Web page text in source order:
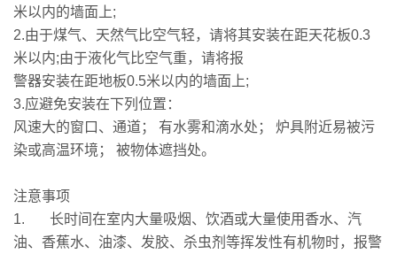
米以内的墙面上;
2.由于煤气、天然气比空气轻，请将其安装在距天花板0.3
米以内;由于液化气比空气重，请将报
警器安装在距地板0.5米以内的墙面上;
3.应避免安装在下列位置：
风速大的窗口、通道； 有水雾和滴水处； 炉具附近易被污
染或高温环境； 被物体遮挡处。
注意事项
1. 长时间在室内大量吸烟、饮酒或大量使用香水、汽
油、香蕉水、油漆、发胶、杀虫剂等挥发性有机物时，报警